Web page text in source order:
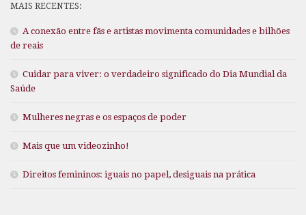
MAIS RECENTES:
A conexão entre fãs e artistas movimenta comunidades e bilhões
de reais
Cuidar para viver: o verdadeiro significado do Dia Mundial da
Saúde
Mulheres negras e os espaços de poder
Mais que um videozinho!
Direitos femininos: iguais no papel, desiguais na prática